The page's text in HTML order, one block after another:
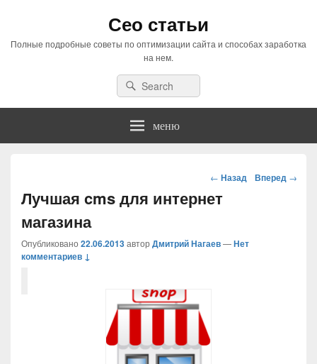
Сео статьи
Полные подробные советы по оптимизации сайта и способах заработка
на нем.
Search
for:
Search
меню
Навигация
статьям
← Назад Вперед →
Лучшая cms для интернет
магазина
Опубликовано 22.06.2013автор Дмитрий Нагаев—Нет
комментариев ↓